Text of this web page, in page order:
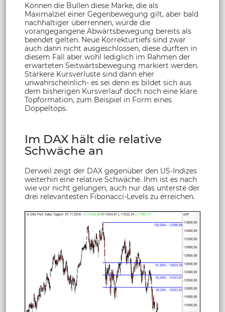
Können die Bullen diese Marke, die als
Maximalziel einer Gegenbewegung gilt, aber bald
nachhaltiger überrennen, würde die
vorangegangene Abwärtsbewegung bereits als
beendet gelten. Neue Korrekturtiefs sind zwar
auch dann nicht ausgeschlossen, diese dürften in
diesem Fall aber wohl lediglich im Rahmen der
erwarteten Seitwärtsbewegung markiert werden.
Stärkere Kursverluste sind dann eher
unwahrscheinlich- es sei denn es bildet sich aus
dem bisherigen Kursverlauf doch noch eine klare
Topformation, zum Beispiel in Form eines
Doppeltops.
Im DAX hält die relative
Schwäche an
Derweil zeigt der DAX gegenüber den US-Indizes
weiterhin eine relative Schwäche. Ihm ist es nach
wie vor nicht gelungen, auch nur das unterste der
drei relevantesten Fibonacci-Levels zu erreichen.